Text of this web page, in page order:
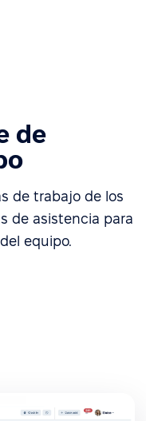
de
de trabajo de los
de asistencia para
equipo.